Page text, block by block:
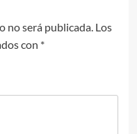
no será publicada. Los
con *